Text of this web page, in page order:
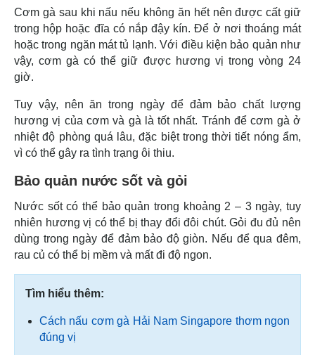
Cơm gà sau khi nấu nếu không ăn hết nên được cất giữ
trong hộp hoặc đĩa có nắp đậy kín. Để ở nơi thoáng mát
hoặc trong ngăn mát tủ lạnh. Với điều kiện bảo quản như
vậy, cơm gà có thể giữ được hương vị trong vòng 24
giờ.
Tuy vậy, nên ăn trong ngày để đảm bảo chất lượng
hương vị của cơm và gà là tốt nhất. Tránh để cơm gà ở
nhiệt độ phòng quá lâu, đặc biệt trong thời tiết nóng ẩm,
vì có thể gây ra tình trạng ôi thiu.
Bảo quản nước sốt và gỏi
Nước sốt có thể bảo quản trong khoảng 2 – 3 ngày, tuy
nhiên hương vị có thể bị thay đổi đôi chút. Gỏi đu đủ nên
dùng trong ngày để đảm bảo độ giòn. Nếu để qua đêm,
rau củ có thể bị mềm và mất đi độ ngon.
Tìm hiểu thêm:
Cách nấu cơm gà Hải Nam Singapore thơm ngon
đúng vị